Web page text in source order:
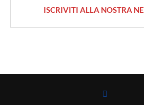
ISCRIVITI ALLA NOSTRA